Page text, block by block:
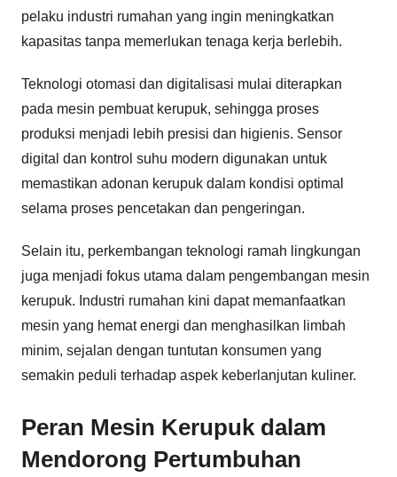
pelaku industri rumahan yang ingin meningkatkan
kapasitas tanpa memerlukan tenaga kerja berlebih.
Teknologi otomasi dan digitalisasi mulai diterapkan
pada mesin pembuat kerupuk, sehingga proses
produksi menjadi lebih presisi dan higienis. Sensor
digital dan kontrol suhu modern digunakan untuk
memastikan adonan kerupuk dalam kondisi optimal
selama proses pencetakan dan pengeringan.
Selain itu, perkembangan teknologi ramah lingkungan
juga menjadi fokus utama dalam pengembangan mesin
kerupuk. Industri rumahan kini dapat memanfaatkan
mesin yang hemat energi dan menghasilkan limbah
minim, sejalan dengan tuntutan konsumen yang
semakin peduli terhadap aspek keberlanjutan kuliner.
Peran Mesin Kerupuk dalam
Mendorong Pertumbuhan